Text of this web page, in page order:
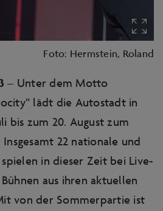
Foto: Hermstein, Roland
– Unter dem Motto
lädt die Autostadt in
bis zum 20. August zum
22 nationale und
in dieser Zeit bei Live-
aus ihren aktuellen
von der Sommerpartie ist